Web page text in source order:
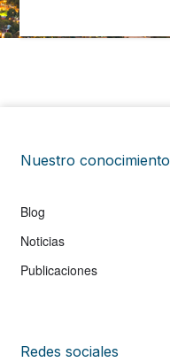
Nuestro conocimiento
Blog
Noticias
Publicaciones
Redes sociales